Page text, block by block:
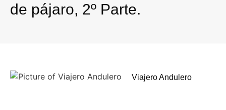
de pájaro, 2º Parte.
Viajero Andulero